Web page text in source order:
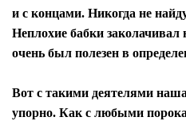
и с концами. Никогда не
Неплохие бабки
очень был полезен в
Вот с такими деятелями
упорно. Как с любыми